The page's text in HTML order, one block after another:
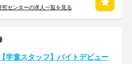
センターの求人一覧を見る
【学童スタッフ】バイトデビュー